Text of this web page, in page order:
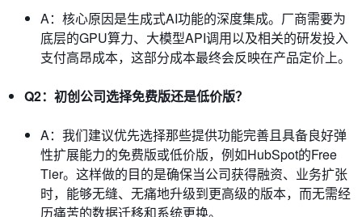
A：核心原因是生成式AI功能的深度集成。厂商需要为
底层的GPU算力、大模型API调用以及相关的研发投入
支付高昂成本，这部分成本最终会反映在产品定价上。
Q2：初创公司选择免费版还是低价版？
A：我们建议优先选择那些提供功能完善且具备良好弹
性扩展能力的免费版或低价版，例如HubSpot的Free
Tier。这样做的目的是确保当公司获得融资、业务扩张
时，能够无缝、无痛地升级到更高级的版本，而无需经
历痛苦的数据迁移和系统更换。